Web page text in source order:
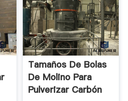
Tamaños De Bolas
De Molino Para
Pulverizar Carbón